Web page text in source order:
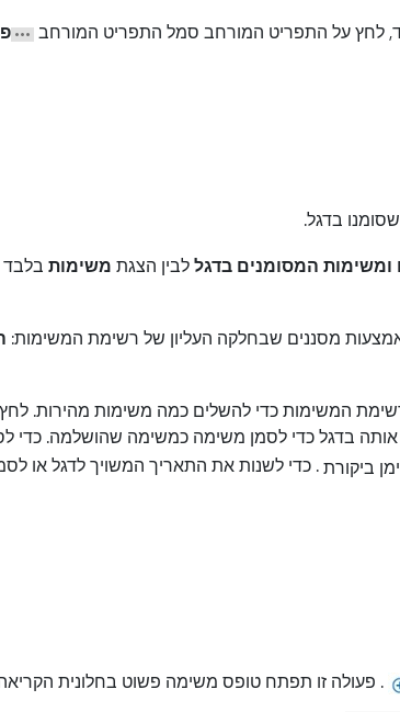
לחץ על התפריט המורחב סמל התפריט המורחב
בדגל.
ומשימות המסומנים בדגללבין הצגת משימות
מסננים שבחלקה העליון של רשימת המשימות:
המשימות כדי להשלים כמה משימות מהירות. לחץ
בדגל כדי לסמן משימה כמשימה שהושלמה. כדי
. כדי לשנות את התאריך המשויך לדגל או
. פעולה זו תפתח טופס משימה פשוט בחלונית